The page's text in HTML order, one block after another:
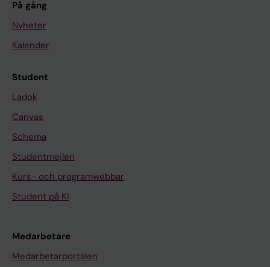
På gång
Nyheter
Kalender
Student
Ladok
Canvas
Schema
Studentmejlen
Kurs- och programwebbar
Student på KI
Medarbetare
Medarbetarportalen